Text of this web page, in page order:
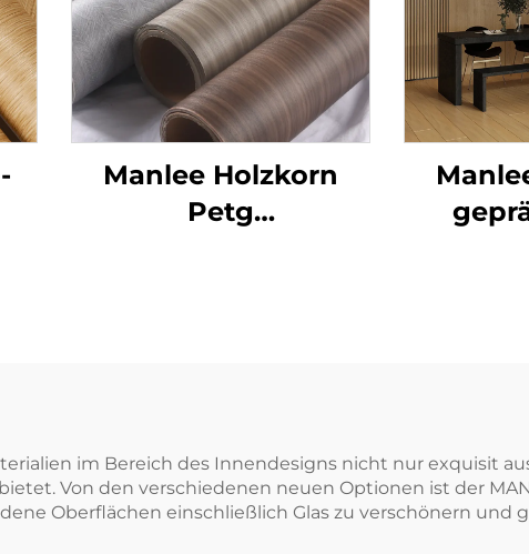
Manlee Holzkorn
Petg
im Bereich des Innendesigns nicht nur exquisit
Von den verschiedenen neuen Optionen ist der
Oberflächen einschließlich Glas zu verschönern und